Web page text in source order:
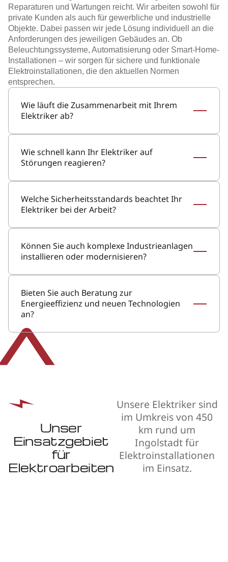
Reparaturen und Wartungen reicht. Wir arbeiten sowohl für
private Kunden als auch für gewerbliche und industrielle
Objekte. Dabei passen wir jede Lösung individuell an die
Anforderungen des jeweiligen Gebäudes an. Ob
Beleuchtungssysteme, Automatisierung oder Smart-Home-
Installationen – wir sorgen für sichere und funktionale
Elektroinstallationen, die den aktuellen Normen
entsprechen.
Wie läuft die Zusammenarbeit mit Ihrem
Elektriker ab?
Wie schnell kann Ihr Elektriker auf
Störungen reagieren?
Welche Sicherheitsstandards beachtet Ihr
Elektriker bei der Arbeit?
Können Sie auch komplexe Industrieanlagen
installieren oder modernisieren?
Bieten Sie auch Beratung zur
Energieeffizienz und neuen Technologien
an?
Unser
Einsatzgebiet
für
Elektroarbeiten
Unsere Elektriker sind
im Umkreis von 450
km rund um
Ingolstadt für
Elektroinstallationen
im Einsatz.